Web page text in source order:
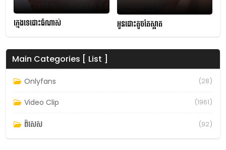
ក្មេងទេដោះធំណាស់ អូនដោះតូចតែស្អាត
Main Categories [ List ]
Onlyfans (28)
Video Clip (1961)
ពិសេស (92)